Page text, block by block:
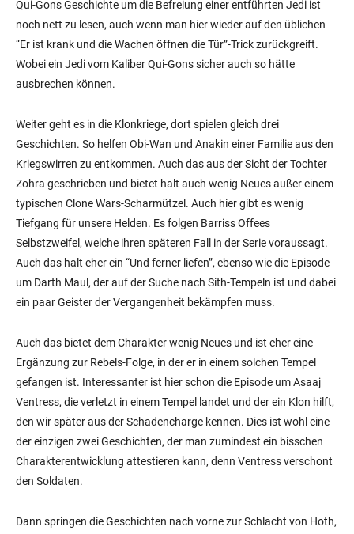
Qui-Gons Geschichte um die Befreiung einer entführten Jedi ist
noch nett zu lesen, auch wenn man hier wieder auf den üblichen
“Er ist krank und die Wachen öffnen die Tür”-Trick zurückgreift.
Wobei ein Jedi vom Kaliber Qui-Gons sicher auch so hätte
ausbrechen können.
Weiter geht es in die Klonkriege, dort spielen gleich drei
Geschichten. So helfen Obi-Wan und Anakin einer Familie aus den
Kriegswirren zu entkommen. Auch das aus der Sicht der Tochter
Zohra geschrieben und bietet halt auch wenig Neues außer einem
typischen Clone Wars-Scharmützel. Auch hier gibt es wenig
Tiefgang für unsere Helden. Es folgen Barriss Offees
Selbstzweifel, welche ihren späteren Fall in der Serie voraussagt.
Auch das halt eher ein “Und ferner liefen”, ebenso wie die Episode
um Darth Maul, der auf der Suche nach Sith-Tempeln ist und dabei
ein paar Geister der Vergangenheit bekämpfen muss.
Auch das bietet dem Charakter wenig Neues und ist eher eine
Ergänzung zur Rebels-Folge, in der er in einem solchen Tempel
gefangen ist. Interessanter ist hier schon die Episode um Asaaj
Ventress, die verletzt in einem Tempel landet und der ein Klon hilft,
den wir später aus der Schadencharge kennen. Dies ist wohl eine
der einzigen zwei Geschichten, der man zumindest ein bisschen
Charakterentwicklung attestieren kann, denn Ventress verschont
den Soldaten.
Dann springen die Geschichten nach vorne zur Schlacht von Hoth,